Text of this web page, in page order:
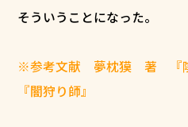
そういうことになった。
※参考文献 夢枕獏 著 『陰
『闇狩り師』